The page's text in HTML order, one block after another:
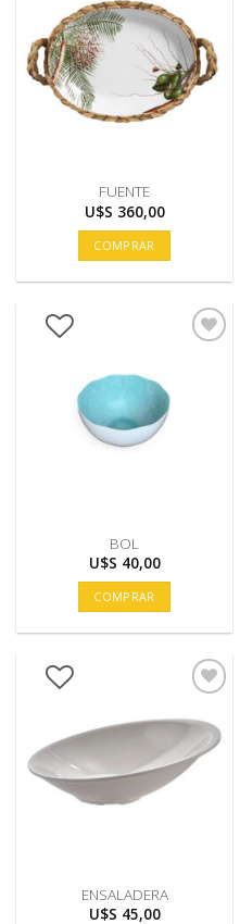
FUENTE
U$S 360,00
COMPRAR
BOL
U$S 40,00
COMPRAR
ENSALADERA
U$S 45,00